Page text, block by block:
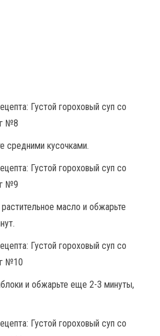
средними кусочками.
масло и обжарьте
и обжарьте еще 2-3 минуты,